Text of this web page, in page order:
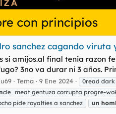
con principios
sanchez cagando viruta
si amijos.al final tenia razon
3no va durar ni 3 años.
Tema 9 Ene 2024 0read dark
cle_meat gentuza corrupta progre-
pide royalties a sanchez
un